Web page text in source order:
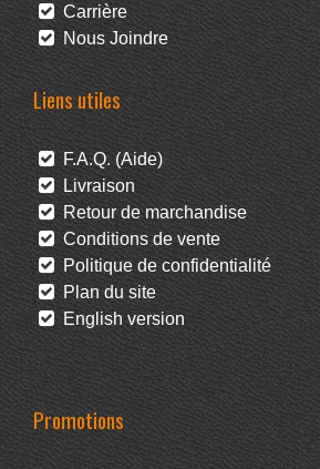
Carrière
Nous Joindre
Liens utiles
F.A.Q. (Aide)
Livraison
Retour de marchandise
Conditions de vente
Politique de confidentialité
Plan du site
English version
Promotions